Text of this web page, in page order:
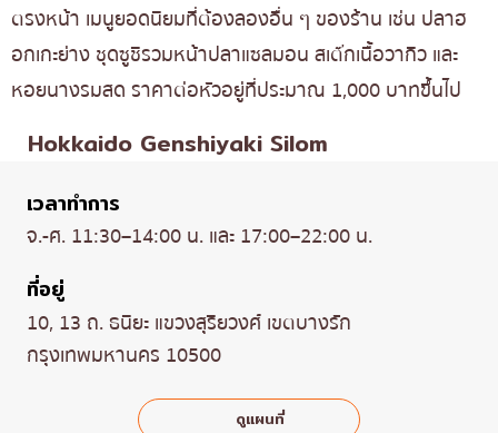
ตรงหน้า เมนูยอดนิยมที่ต้องลองอื่น ๆ ของร้าน เช่น ปลาฮ
อกเกะย่าง ชุดซูชิรวมหน้าปลาแซลมอน สเต๊กเนื้อวากิว และ
หอยนางรมสด ราคาต่อหัวอยู่ที่ประมาณ 1,000 บาทขึ้นไป
Hokkaido Genshiyaki Silom
เวลาทำการ
จ.-ศ. 11:30–14:00 น. และ 17:00–22:00 น.
ที่อยู่
10, 13 ถ. ธนิยะ แขวงสุริยวงศ์ เขตบางรัก
กรุงเทพมหานคร 10500
ดูแผนที่